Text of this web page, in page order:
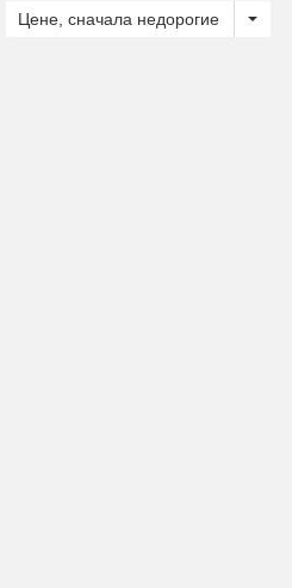
Цене, сначала недорогие